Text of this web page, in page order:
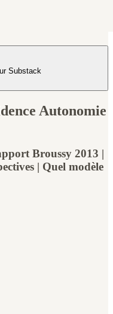
Substack
Autonomie
Broussy 2013 |
| Quel modèle